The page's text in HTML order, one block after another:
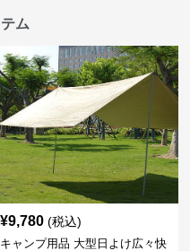
ム
¥9,780 (税込)
キャンプ用品 大型日よけ広々快